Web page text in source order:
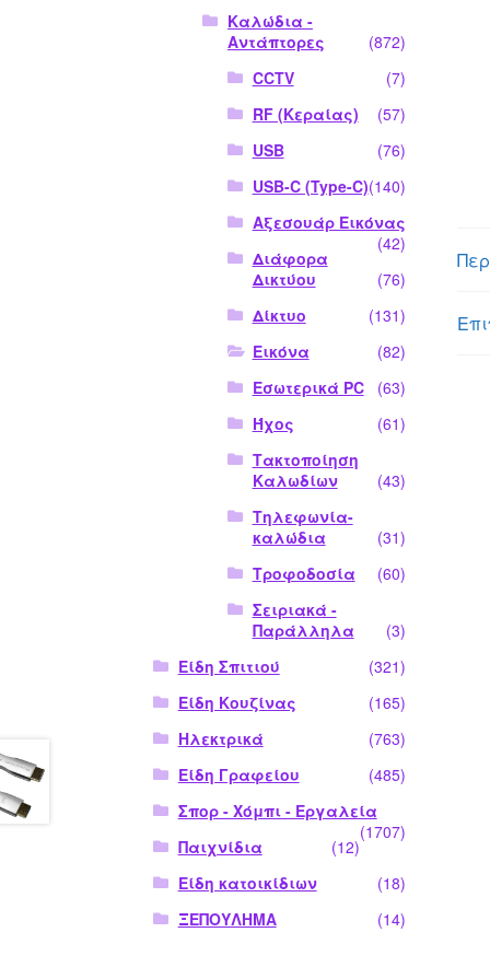
Καλώδια -
Αντάπτορες
(872)
CCTV
(7)
RF (Κεραίας)
(57)
USB
(76)
USB-C (Type-C)(140)
Αξεσουάρ Εικόνας
(42)
Διάφορα
Δικτύου
(76)
Δίκτυο
(131)
Εικόνα
(82)
Εσωτερικά PC
(63)
Ήχος
(61)
Τακτοποίηση
Καλωδίων
(43)
Τηλεφωνία-
καλώδια
(31)
Τροφοδοσία
(60)
Σειριακά -
Παράλληλα
(3)
Είδη Σπιτιού
(321)
Είδη Κουζίνας
(165)
Ηλεκτρικά
(763)
Είδη Γραφείου
(485)
Σπορ - Χόμπι - Εργαλεία
(1707)
Παιχνίδια
(12)
Είδη κατοικίδιων
(18)
ΞΕΠΟΥΛΗΜΑ
(14)